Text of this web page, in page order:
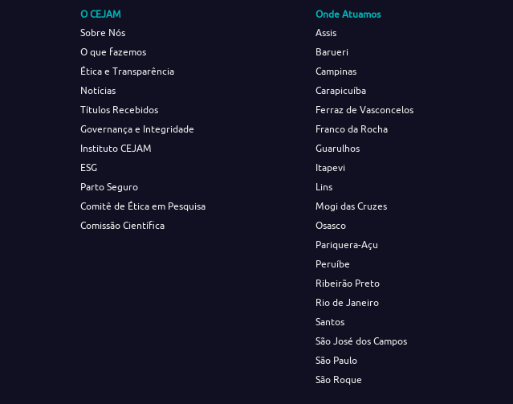
O CEJAM
Sobre Nós
O que fazemos
Ética e Transparência
Notícias
Títulos Recebidos
Governança e Integridade
Instituto CEJAM
ESG
Parto Seguro
Comitê de Ética em Pesquisa
Comissão Científica
Onde Atuamos
Assis
Barueri
Campinas
Carapicuíba
Ferraz de Vasconcelos
Franco da Rocha
Guarulhos
Itapevi
Lins
Mogi das Cruzes
Osasco
Pariquera-Açu
Peruíbe
Ribeirão Preto
Rio de Janeiro
Santos
São José dos Campos
São Paulo
São Roque